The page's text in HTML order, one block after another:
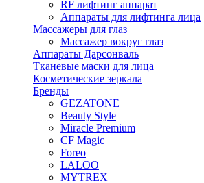
RF лифтинг аппарат
Аппараты для лифтинга лица
Массажеры для глаз
Массажер вокруг глаз
Аппараты Дарсонваль
Тканевые маски для лица
Косметические зеркала
Бренды
GEZATONE
Beauty Style
Miracle Premium
CF Magic
Foreo
LALOO
MYTREX